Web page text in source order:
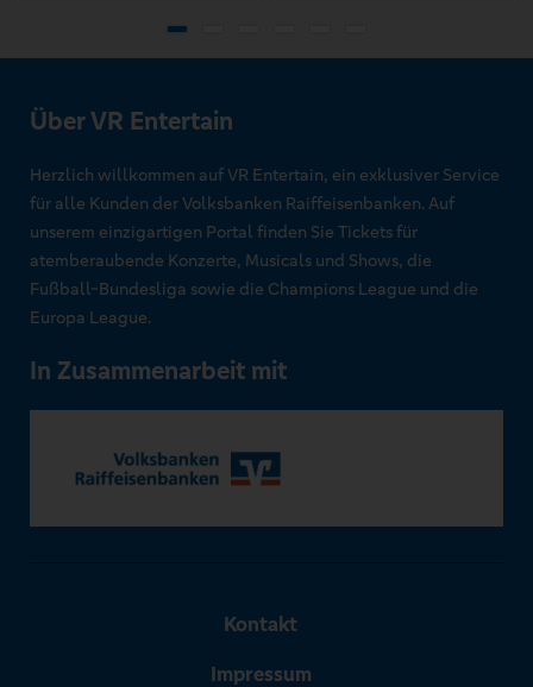
Über VR Entertain
Herzlich willkommen auf VR Entertain, ein exklusiver Service
für alle Kunden der Volksbanken Raiffeisenbanken. Auf
unserem einzigartigen Portal finden Sie Tickets für
atemberaubende Konzerte, Musicals und Shows, die
Fußball-Bundesliga sowie die Champions League und die
Europa League.
In Zusammenarbeit mit
Kontakt
Impressum